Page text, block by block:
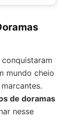
conquistaram
mundo cheio
de doramas
nesse